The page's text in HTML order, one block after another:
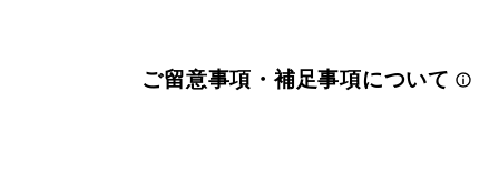
ご留意事項・補足事項について